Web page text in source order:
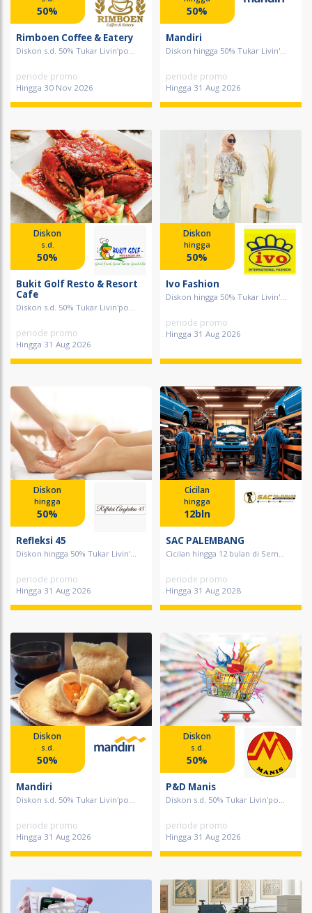
50%
Rimboen Coffee & Eatery
Diskon s.d. 50% Tukar Livin‘po...
periode promo
Hingga 30 Nov 2026
50%
Mandiri
Diskon hingga 50% Tukar Livin'...
periode promo
Hingga 31 Aug 2026
Diskon
s.d.
50%
Bukit Golf Resto & Resort
Cafe
Diskon s.d. 50% Tukar Livin'po...
periode promo
Hingga 31 Aug 2026
Diskon
hingga
50%
Ivo Fashion
Diskon hingga 50% Tukar Livin'...
periode promo
Hingga 31 Aug 2026
Diskon
hingga
50%
Refleksi 45
Diskon hingga 50% Tukar Livin'...
periode promo
Hingga 31 Aug 2026
Cicilan
hingga
12bln
SAC PALEMBANG
Cicilan hingga 12 bulan di Sem...
periode promo
Hingga 31 Aug 2028
Diskon
s.d.
50%
Mandiri
Diskon s.d. 50% Tukar Livin'po...
periode promo
Hingga 31 Aug 2026
Diskon
s.d.
50%
P&D Manis
Diskon s.d. 50% Tukar Livin'po...
periode promo
Hingga 31 Aug 2026